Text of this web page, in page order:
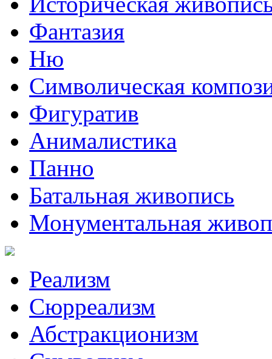
Фантазия
Ню
Символическая
Фигуратив
Анималистикa
Панно
Батальная живопись
Монументальная
Реализм
Сюрреализм
Абстракционизм